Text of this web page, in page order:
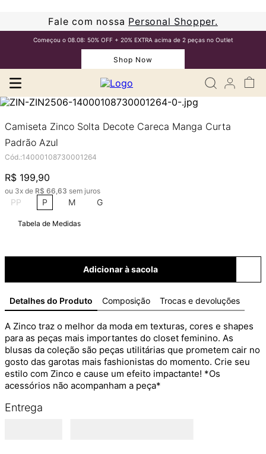
Fale com nossa Personal Shopper.
Começou o 08.08: 50% OFF + 20% EXTRA acima de 2 peças no Outlet
Shop Now
Camiseta Zinco Solta Decote Careca Manga Curta
Padrão Azul
Cód.:14000108730001264
R$ 199,90
ou 3x de R$ 66,63 sem juros
PP P M G
Tabela de Medidas
Adicionar à sacola
Detalhes do Produto Composição Trocas e devoluções
A Zinco traz o melhor da moda em texturas, cores e shapes
para as peças mais importantes do closet feminino. As
blusas da coleção são peças utilitárias que prometem cair no
gosto das garotas mais fashionistas do momento. Crie seu
estilo com Zinco e cause um efeito impactante! *Os
acessórios não acompanham a peça*
Entrega